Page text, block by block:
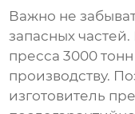
Важно не
запасных
пресса 3000 тонн
производству.
изготовитель